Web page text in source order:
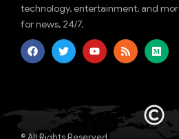
technology, entertainment, and
for news, 24/7.